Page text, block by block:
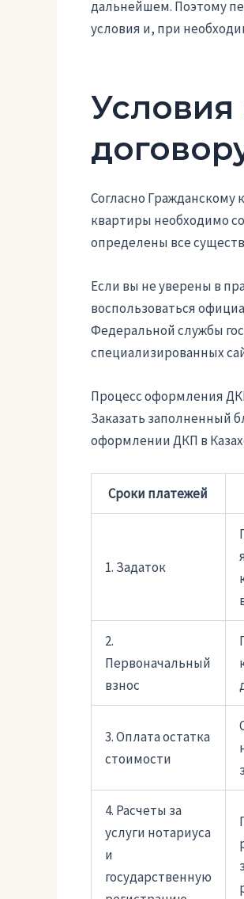
дальнейшем. Поэтому
условия и, при
Условия
Согласно
квартиры необходимо
определены все
Если вы не уверены в
воспользоваться
Федеральной службы
специализированных
Процесс оформления
Заказать заполненный
оформлении ДКП в
Сроки платежей
1. Задаток
2.
Первоначальный
взнос
3. Оплата остатка
стоимости
4. Расчеты за
услуги нотариуса
и
государственную